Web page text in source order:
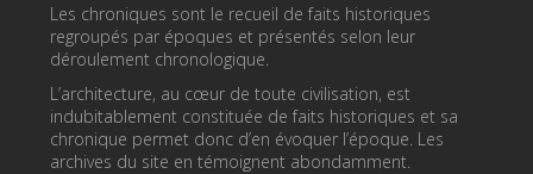
Les chroniques sont le recueil de faits historiques
regroupés par époques et présentés selon leur
déroulement chronologique.
L’architecture, au cœur de toute civilisation, est
indubitablement constituée de faits historiques et sa
chronique permet donc d’en évoquer l’époque. Les
archives du site en témoignent abondamment.